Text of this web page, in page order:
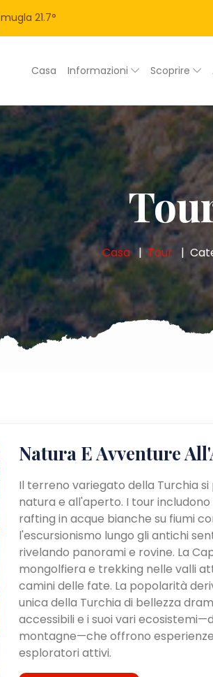
mugla 21.7°
Casa Informazioni Scoprire
Casa Tour
Natura E Avventure
Il terreno variegato della Turchia
natura e all'aperto. I tour includono
rafting in acque bianche su fiumi
l'escursionismo lungo gli antichi
rivelando panorami e rovine. La
mongolfiera e trekking nelle valli
camini delle fate. La popolarità
unica della Turchia di bellezza
accessibili e i suoi vari
montagne—che offrono
esploratori attivi.